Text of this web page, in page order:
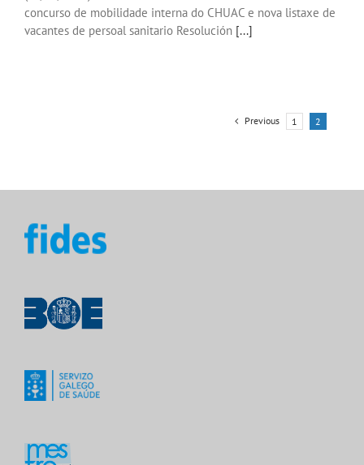
concurso de mobilidade interna do CHUAC e nova listaxe de
vacantes de persoal sanitario Resolución [...]
Previous 1 2